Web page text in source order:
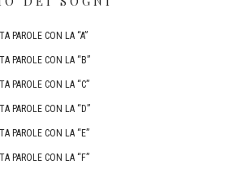
PAROLE CON LA “A”
PAROLE CON LA “B”
PAROLE CON LA “C”
PAROLE CON LA “D”
PAROLE CON LA “E”
PAROLE CON LA “F”